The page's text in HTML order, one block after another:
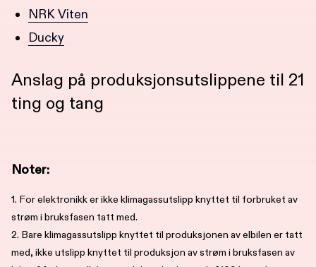
NRK Viten
Ducky
Anslag på produksjonsutslippene til 21
ting og tang
Noter:
1. For elektronikk er ikke klimagassutslipp knyttet til forbruket av
strøm i bruksfasen tatt med.
2. Bare klimagassutslipp knyttet til produksjonen av elbilen er tatt
med, ikke utslipp knyttet til produksjon av strøm i bruksfasen av